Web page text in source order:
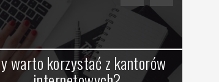
korzystać z kantorów